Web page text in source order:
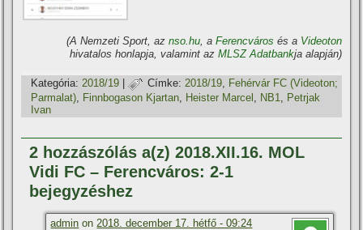
(A Nemzeti Sport, az nso.hu, a Ferencváros és a Videoton
hivatalos honlapja, valamint az MLSZ Adatbankja alapján)
Kategória: 2018/19 | Címke: 2018/19, Fehérvár FC (Videoton;
Parmalat), Finnbogason Kjartan, Heister Marcel , NB1, Petrjak
Ivan
2 hozzászólás a(z) 2018.XII.16. MOL
Vidi FC – Ferencváros: 2-1
bejegyzéshez
admin on2018. december 17. hétfő - 09:24